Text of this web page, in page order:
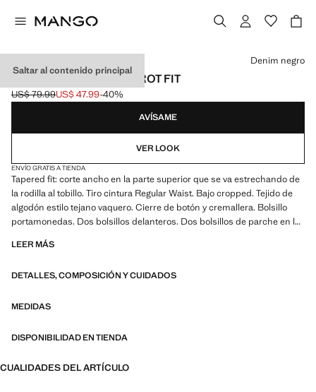
Saltar al contenido principal
JEANS CROPPED CARROT FIT
Precio inicial tachado [US$ 79.99 ]
US$ 79.99
Precio actual [US$ 47.99 ]
US$ 47.99-40%
Selecciona un color
Denim negro
AVÍSAME
VER LOOK
ENVÍO GRATIS A TIENDA
Tapered fit: corte ancho en la parte superior que se va estrechando de
la rodilla al tobillo. Tiro cintura Regular Waist. Bajo cropped. Tejido de
algodón estilo tejano vaquero. Cierre de botón y cremallera. Bolsillo
portamonedas. Dos bolsillos delanteros. Dos bolsillos de parche en la
LEER MÁS
DETALLES, COMPOSICIÓN Y CUIDADOS
MEDIDAS
DISPONIBILIDAD EN TIENDA
CUALIDADES DEL ARTÍCULO